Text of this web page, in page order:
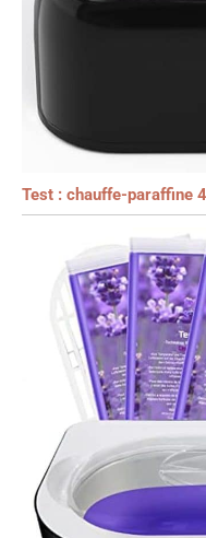
Test : chauffe-paraffine